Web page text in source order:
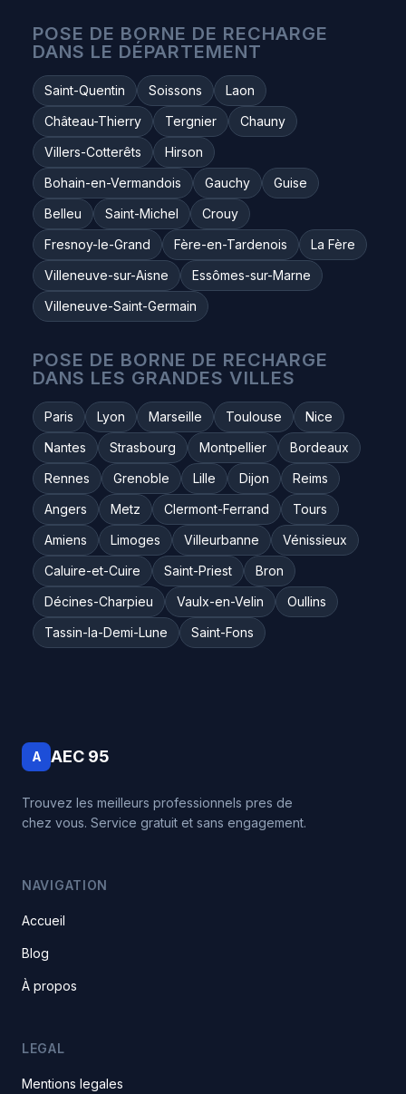
POSE DE BORNE DE RECHARGE
DANS LE DÉPARTEMENT
Saint-Quentin Soissons
Laon
Château-Thierry
Tergnier
Chauny
Villers-Cotterêts
Hirson
Bohain-en-Vermandois
Gauchy
Guise
Belleu
Saint-Michel
Crouy
Fresnoy-le-Grand
Fère-en-Tardenois
La Fère
Villeneuve-sur-Aisne
Essômes-sur-Marne
Villeneuve-Saint-Germain
POSE DE BORNE DE RECHARGE
DANS LES GRANDES VILLES
Paris Lyon Marseille Toulouse
Nice
Nantes
Strasbourg Montpellier
Bordeaux
Rennes
Grenoble Lille Dijon
Reims
Angers
Metz Clermont-Ferrand
Tours
Amiens
Limoges Villeurbanne
Vénissieux
Caluire-et-Cuire
Saint-Priest
Bron
Décines-Charpieu
Vaulx-en-Velin
Oullins
Tassin-la-Demi-Lune
Saint-Fons
A AEC 95
Trouvez les meilleurs professionnels pres de
chez vous. Service gratuit et sans engagement.
NAVIGATION
Accueil
Blog
À propos
LEGAL
Mentions legales